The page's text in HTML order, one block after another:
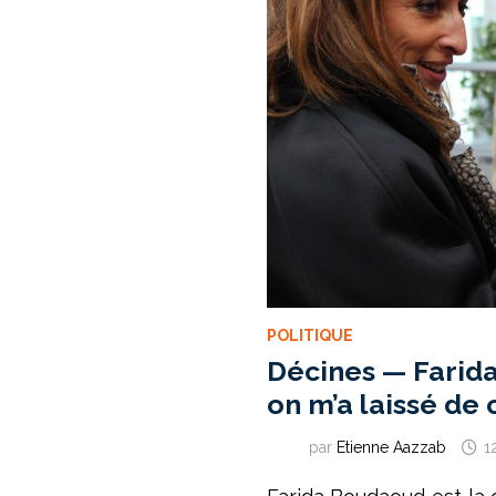
POLITIQUE
Décines —
on m’a laissé de
par Etienne Aazzab